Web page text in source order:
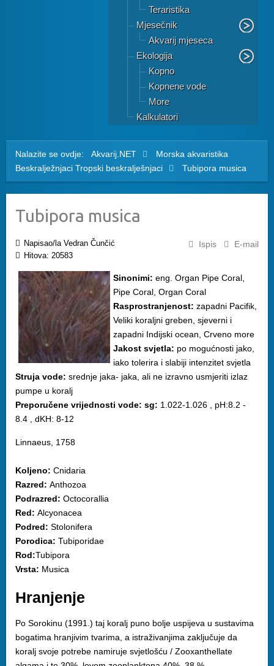
Teraristika
Mjesečnik
Akvarij mjeseca
Ekologija
Kopno
Kopnene vode
More
Kalkulatori
Nalazite se ovdje: Akvarij.NET
Morska akvaristika
Beskralježnjaci Tropski beskralješnjaci Tubipora musica
Tubipora musica
Ispis E-mail
Napisao/la Vedran Čunčić
Hitova: 20583
Sinonimi: eng. Organ Pipe Coral,
Pipe Coral, Organ Coral
Rasprostranjenost: zapadni Pacifik,
Veliki koraljni greben, sjeverni i
zapadni Indijski ocean, Crveno more
Jakost svjetla: po mogućnosti jako,
iako tolerira i slabiji intenzitet svjetla
Struja vode: srednje jaka- jaka, ali ne izravno usmjeriti izlaz
pumpe u koralj
Preporučene vrijednosti vode: sg: 1.022-1.026 , pH:8.2 -
8.4 , dKH: 8-12
Linnaeus, 1758
Koljeno: Cnidaria
Razred: Anthozoa
Podrazred: Octocorallia
Red: Alcyonacea
Podred: Stolonifera
Porodica: Tubiporidae
Rod:Tubipora
Vrsta: Musica
Hranjenje
Po Sorokinu (1991.) taj koralj puno bolje uspijeva u sustavima
bogatima hranjivim tvarima, a istraživanjima zaključuje da
koralj svoje potrebe namiruje svjetlošću / Zooxanthellate